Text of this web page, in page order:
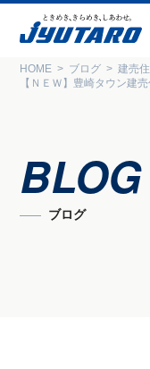
HOME ブログ
建売
【ＮＥＷ】豊崎タウン建
BLOG
ブログ